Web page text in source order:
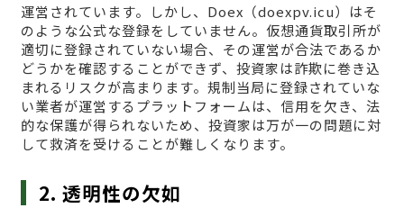
運営されています。しかし、Doex（doexpv.icu）はそ
のような公式な登録をしていません。仮想通貨取引所が
適切に登録されていない場合、その運営が合法であるか
どうかを確認することができず、投資家は詐欺に巻き込
まれるリスクが高まります。規制当局に登録されていな
い業者が運営するプラットフォームは、信用を欠き、法
的な保護が得られないため、投資家は万が一の問題に対
して救済を受けることが難しくなります。
2. 透明性の欠如